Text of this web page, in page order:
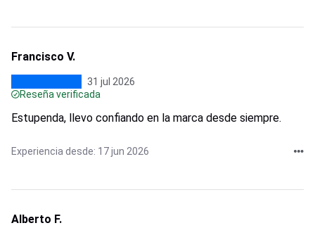
Francisco V.
31 jul 2026
Reseña verificada
Estupenda, llevo confiando en la marca desde siempre.
Experiencia desde: 17 jun 2026
Alberto F.